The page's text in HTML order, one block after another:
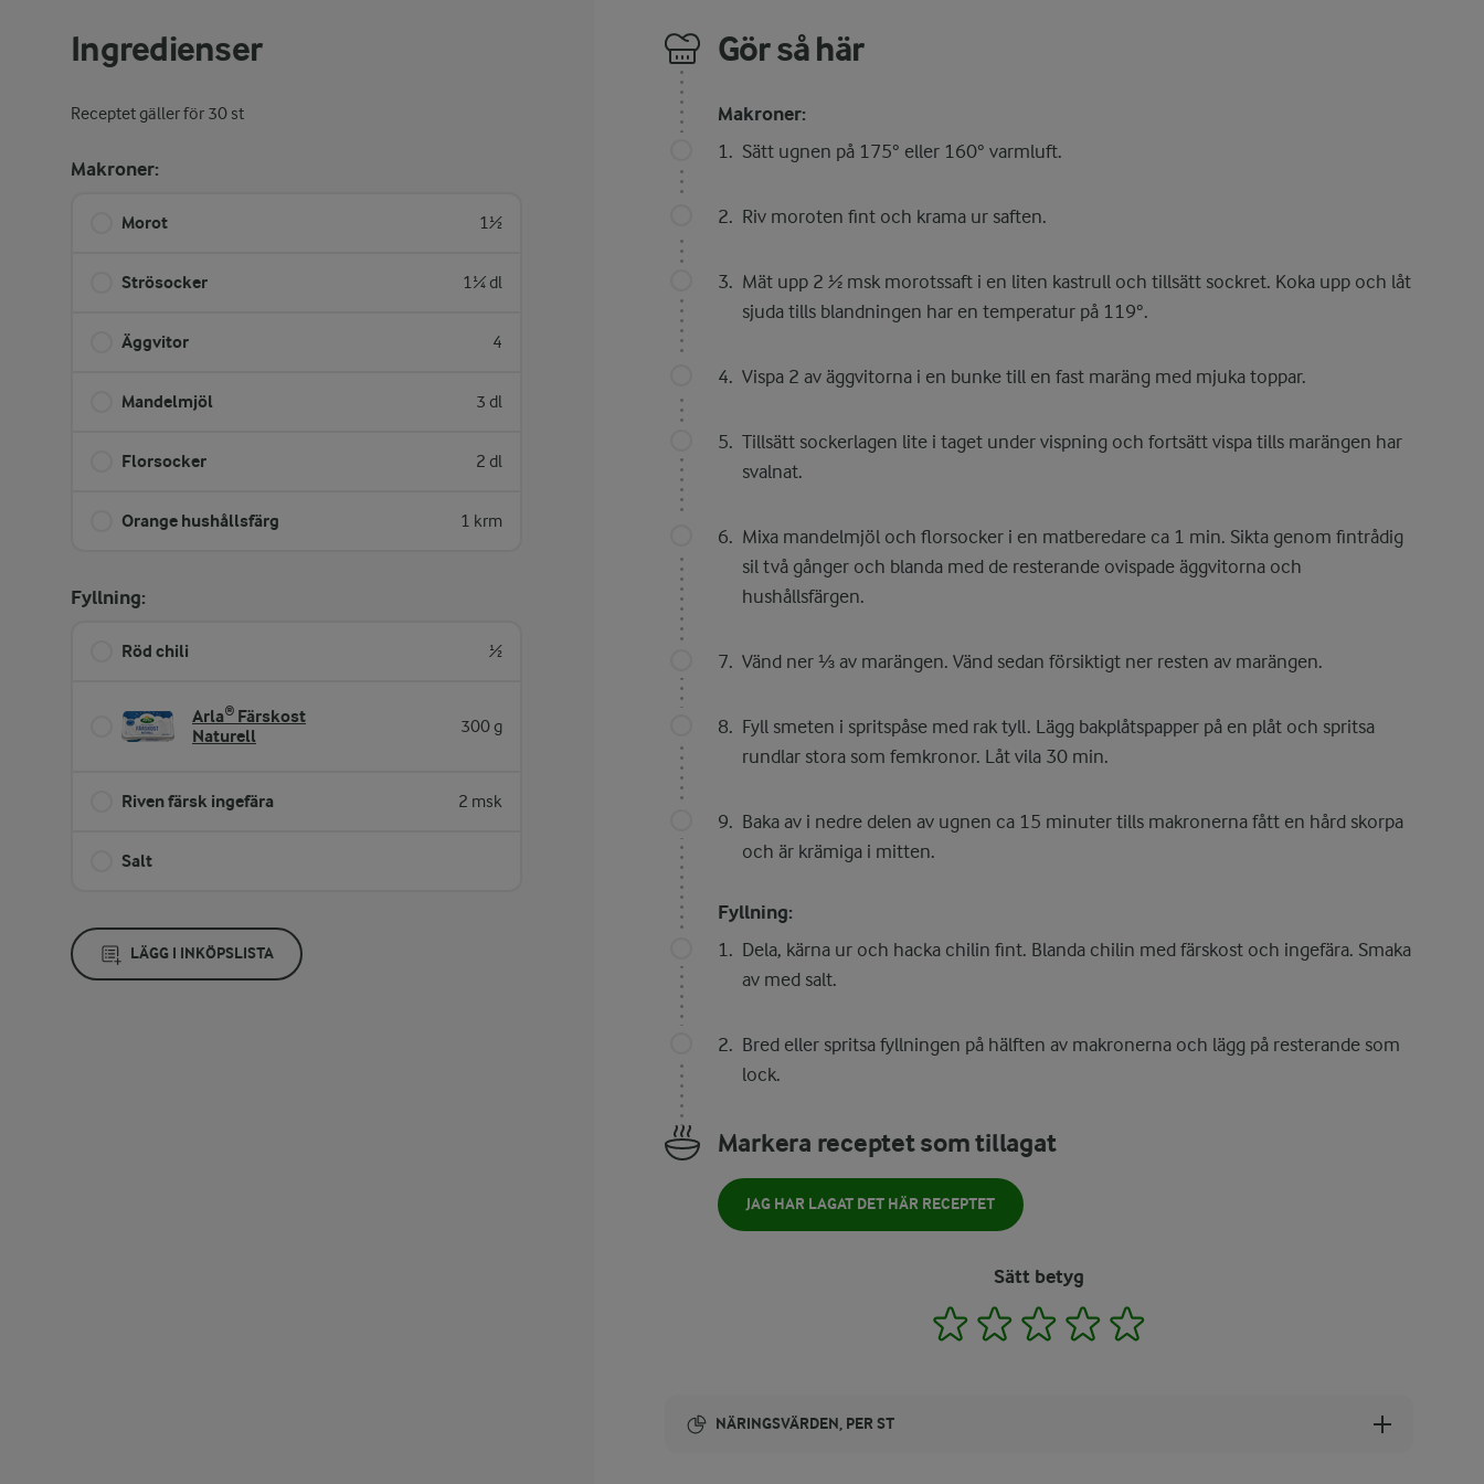
Ingredienser
Receptet gäller för 30 st
Makroner:
Morot 1½
Strösocker 1¼ dl
Äggvitor 4
Mandelmjöl 3 dl
Florsocker 2 dl
Orange hushållsfärg 1 krm
Fyllning:
Röd chili ½
Arla® Färskost
Naturell
300 g
Riven färsk ingefära 2 msk
Salt
LÄGG I INKÖPSLISTA
Gör så här
Makroner:
Sätt ugnen på 175° eller 160° varmluft.
Riv moroten fint och krama ur saften.
Mät upp 2 ½ msk morotssaft i en liten kastrull och tillsätt sockret. Koka upp och låt
sjuda tills blandningen har en temperatur på 119°.
Vispa 2 av äggvitorna i en bunke till en fast maräng med mjuka toppar.
Tillsätt sockerlagen lite i taget under vispning och fortsätt vispa tills marängen har
svalnat.
Mixa mandelmjöl och florsocker i en matberedare ca 1 min. Sikta genom fintrådig
sil två gånger och blanda med de resterande ovispade äggvitorna och
hushållsfärgen.
Vänd ner ⅓ av marängen. Vänd sedan försiktigt ner resten av marängen.
Fyll smeten i spritspåse med rak tyll. Lägg bakplåtspapper på en plåt och spritsa
rundlar stora som femkronor. Låt vila 30 min.
Baka av i nedre delen av ugnen ca 15 minuter tills makronerna fått en hård skorpa
och är krämiga i mitten.
Fyllning:
Dela, kärna ur och hacka chilin fint. Blanda chilin med färskost och ingefära. Smaka
av med salt.
Bred eller spritsa fyllningen på hälften av makronerna och lägg på resterande som
lock.
Markera receptet som tillagat
JAG HAR LAGAT DET HÄR RECEPTET
Sätt betyg
1 2 3 4
NÄRINGSVÄRDEN, PER ST